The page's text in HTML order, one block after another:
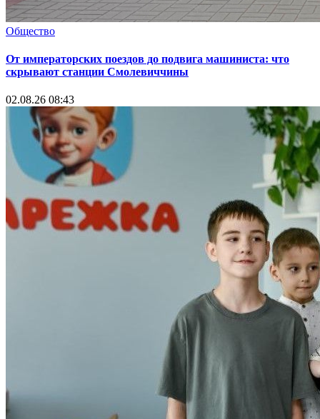
Общество
От императорских поездов до подвига машиниста: что
скрывают станции Смолевиччины
02.08.26 08:43